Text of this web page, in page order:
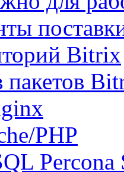
Bitrix
пакетов
PHP
Percona